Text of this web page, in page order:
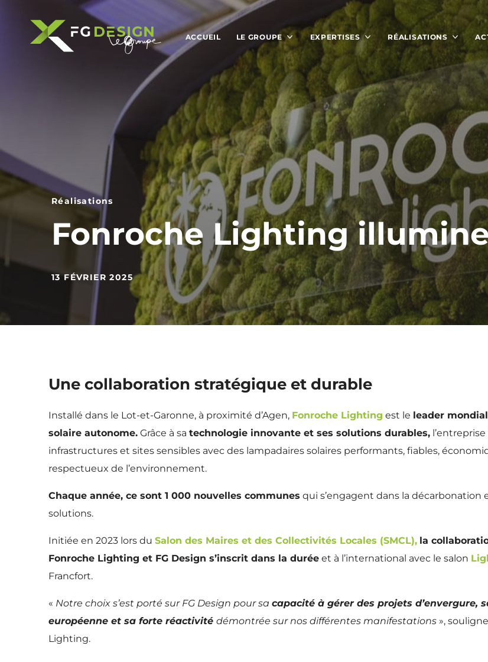
ACCUEIL LE GROUPE EXPERTISES RÉALISATIONS
Réalisations
Fonroche Lighting illumine
13 FÉVRIER 2025
Une collaboration stratégique et durable
Installé dans le Lot-et-Garonne, à proximité d’Agen, Fonroche Lighting est le leader
solaire autonome. Grâce à sa technologie innovante et ses solutions durables,
infrastructures et sites sensibles avec des lampadaires solaires performants, fiables,
respectueux de l’environnement.
Chaque année, ce sont 1 000 nouvelles communes qui s’engagent dans la décarbonation
solutions.
Initiée en 2023 lors du Salon des Maires et des Collectivités Locales (SMCL), la
Fonroche Lighting et FG Design s’inscrit dans la durée et à l’international avec le salon
Francfort.
« Notre choix s’est porté sur FG Design pour sa capacité à gérer des projets d’envergure,
européenne et sa forte réactivité démontrée sur nos différentes manifestations »,
Lighting.